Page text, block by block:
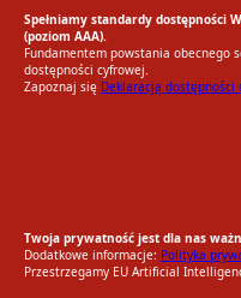
Spełniamy standardy dostępności
(poziom AAA).
Fundamentem powstania obecnego
dostępności cyfrowej.
Zapoznaj się Deklaracją dostępności
Twoja prywatność jest dla nas
Dodatkowe informacje: Polityka
Przestrzegamy EU Artificial